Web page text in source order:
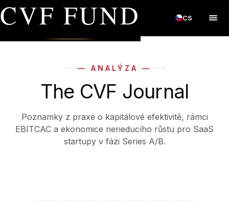
CVF FUND CS
— ANALÝZA —
The CVF Journal
Poznamky z praxe o kapitálové efektivitě, rámci
EBITCAC a ekonomice nerieducího růstu pro SaaS
startupy v fázi Series A/B.